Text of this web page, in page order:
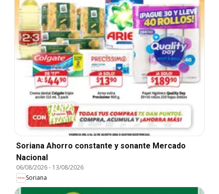
Soriana Ahorro constante y sonante Mercado
Nacional
06/08/2026- 13/08/2026
Soriana